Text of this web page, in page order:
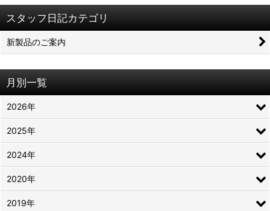
スタッフ日記カテゴリ
新製品のご案内
月別一覧
2026年
2025年
2024年
2020年
2019年